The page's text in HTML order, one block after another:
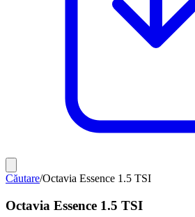
Căutare/Octavia Essence 1.5 TSI
Octavia Essence 1.5 TSI